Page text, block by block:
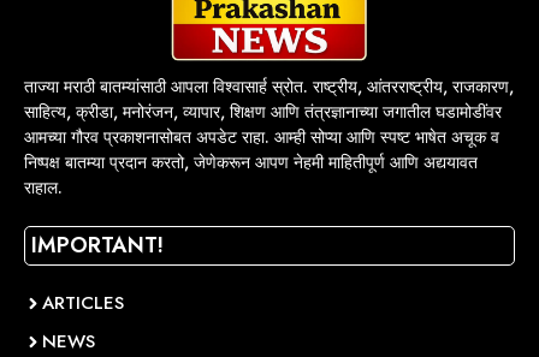
ताज्या मराठी बातम्यांसाठी आपला विश्वासार्ह स्रोत. राष्ट्रीय, आंतरराष्ट्रीय, राजकारण,
साहित्य, क्रीडा, मनोरंजन, व्यापार, शिक्षण आणि तंत्रज्ञानाच्या जगातील घडामोडींवर
आमच्या गौरव प्रकाशनासोबत अपडेट राहा. आम्ही सोप्या आणि स्पष्ट भाषेत अचूक व
निष्पक्ष बातम्या प्रदान करतो, जेणेकरून आपण नेहमी माहितीपूर्ण आणि अद्ययावत
राहाल.
IMPORTANT!
ARTICLES
NEWS